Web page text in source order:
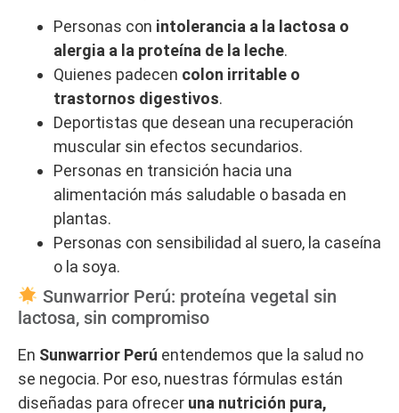
Personas con intolerancia a la lactosa o
alergia a la proteína de la leche.
Quienes padecen colon irritable o
trastornos digestivos.
Deportistas que desean una recuperación
muscular sin efectos secundarios.
Personas en transición hacia una
alimentación más saludable o basada en
plantas.
Personas con sensibilidad al suero, la caseína
o la soya.
Sunwarrior Perú: proteína vegetal sin
lactosa, sin compromiso
En Sunwarrior Perú entendemos que la salud no
se negocia. Por eso, nuestras fórmulas están
diseñadas para ofrecer una nutrición pura,